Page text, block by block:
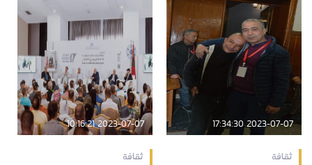
2023-07-07 17:34:30
ثقافة
2023-07-07 10:16:21
ثقافة